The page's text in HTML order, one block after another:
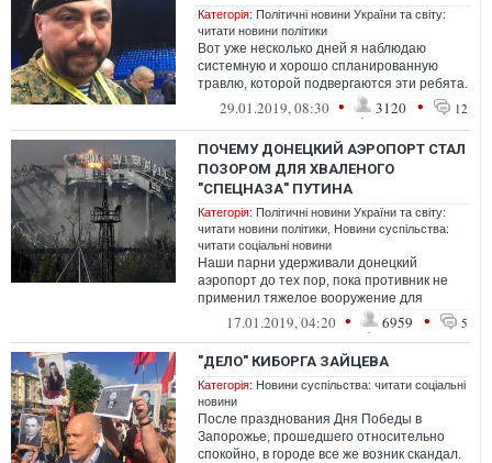
Категорія: Політичні новини України та світу:
читати новини політики
Вот уже несколько дней я наблюдаю
системную и хорошо спланированную
травлю, которой подвергаются эти ребята.
Любители шоколада всех мастей, с утра до
29.01.2019, 08:30 • 3120 • 12
ПОЧЕМУ ДОНЕЦКИЙ АЭРОПОРТ СТАЛ
ПОЗОРОМ ДЛЯ ХВАЛЕНОГО
"СПЕЦНАЗА" ПУТИНА
Категорія: Політичні новини України та світу:
читати новини політики Новини суспільства:
читати соціальні новини
Наши парни удерживали донецкий
аэропорт до тех пор, пока противник не
применил тяжелое вооружение для
полного уничтожения здания аэропорта,
17.01.2019, 04:20 • 6959 • 5
"ДЕЛО" КИБОРГА ЗАЙЦЕВА
Категорія: Новини суспільства: читати соціальні
новини
После празднования Дня Победы в
Запорожье, прошедшего относительно
спокойно, в городе все же возник скандал.